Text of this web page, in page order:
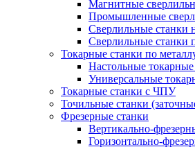
Магнитные
Промышленные
Сверлильные станки
Сверлильные станки
Токарные станки по
Настольные токарные
Универсальные
Токарные станки с ЧПУ
Точильные станки
Фрезерные станки
Вертикально-
Горизонтально-